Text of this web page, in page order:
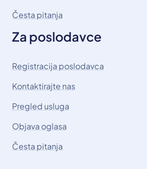
Česta pitanja
Za poslodavce
Registracija poslodavca
Kontaktirajte nas
Pregled usluga
Objava oglasa
Česta pitanja